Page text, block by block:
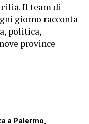
Il team di
giorno racconta
politica,
province
a Palermo,